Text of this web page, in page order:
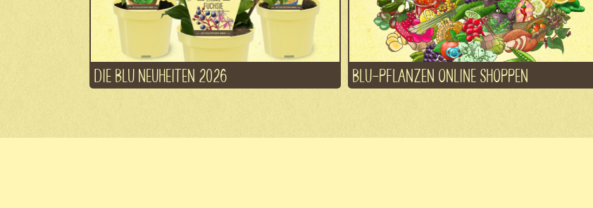
DIE BLU NEUHEITEN 2026 BLU-PFLANZEN ONLINE SHOPPEN